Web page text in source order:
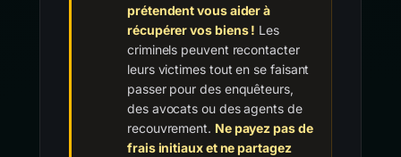
prétendent vous aider à
récupérer vos biens ! Les
criminels peuvent recontacter
leurs victimes tout en se faisant
passer pour des enquêteurs,
des avocats ou des agents de
recouvrement. Ne payez pas de
frais initiaux et ne partagez